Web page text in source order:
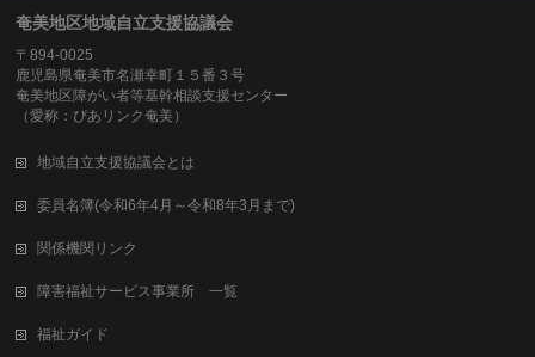
奄美地区地域自立支援協議会
〒894-0025
鹿児島県奄美市名瀬幸町１５番３号
奄美地区障がい者等基幹相談支援センター
（愛称：ぴあリンク奄美）
地域自立支援協議会とは
委員名簿(令和6年4月～令和8年3月まで)
関係機関リンク
障害福祉サービス事業所 一覧
福祉ガイド